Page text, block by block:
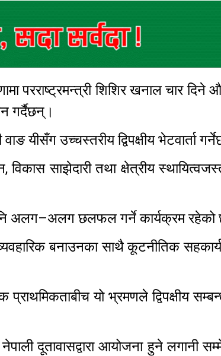
परराष्ट्रमन्त्री शिशिर खनाल चार दिने
गर्दैछन्।
यीसँग उच्चस्तरीय द्विपक्षीय भेटवार्ता
विकास साझेदारी तथा क्षेत्रीय
अलग–अलग छलफल गर्ने कार्यक्रम रहेको
बनाउनका साथै कूटनीतिक सहकार्य
प्राथमिकताबीच यो भ्रमणले द्विपक्षीय
दूतावासद्वारा आयोजना हुने लगानी